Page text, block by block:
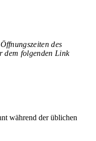
des
dem folgenden Link
während der üblichen